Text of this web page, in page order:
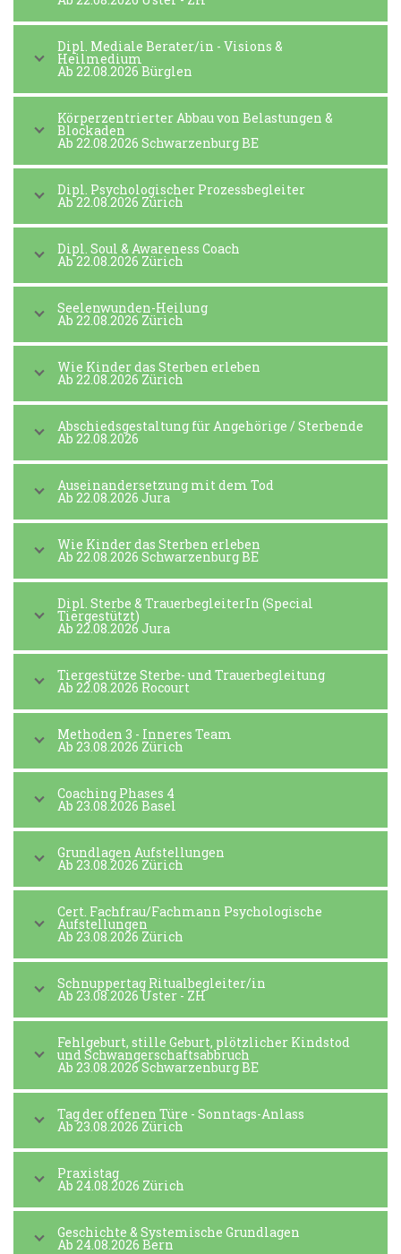
Dipl. Mediale Berater/in - Visions &
Heilmedium
Ab 22.08.2026 Bürglen
Körperzentrierter Abbau von Belastungen &
Blockaden
Ab 22.08.2026 Schwarzenburg BE
Dipl. Psychologischer Prozessbegleiter
Ab 22.08.2026 Zürich
Dipl. Soul & Awareness Coach
Ab 22.08.2026 Zürich
Seelenwunden-Heilung
Ab 22.08.2026 Zürich
Wie Kinder das Sterben erleben
Ab 22.08.2026 Zürich
Abschiedsgestaltung für Angehörige / Sterbende
Ab 22.08.2026
Auseinandersetzung mit dem Tod
Ab 22.08.2026 Jura
Wie Kinder das Sterben erleben
Ab 22.08.2026 Schwarzenburg BE
Dipl. Sterbe & TrauerbegleiterIn (Special
Tiergestützt)
Ab 22.08.2026 Jura
Tiergestütze Sterbe- und Trauerbegleitung
Ab 22.08.2026 Rocourt
Methoden 3 - Inneres Team
Ab 23.08.2026 Zürich
Coaching Phases 4
Ab 23.08.2026 Basel
Grundlagen Aufstellungen
Ab 23.08.2026 Zürich
Cert. Fachfrau/Fachmann Psychologische
Aufstellungen
Ab 23.08.2026 Zürich
Schnuppertag Ritualbegleiter/in
Ab 23.08.2026 Uster - ZH
Fehlgeburt, stille Geburt, plötzlicher Kindstod
und Schwangerschaftsabbruch
Ab 23.08.2026 Schwarzenburg BE
Tag der offenen Türe - Sonntags-Anlass
Ab 23.08.2026 Zürich
Praxistag
Ab 24.08.2026 Zürich
Geschichte & Systemische Grundlagen
Ab 24.08.2026 Bern